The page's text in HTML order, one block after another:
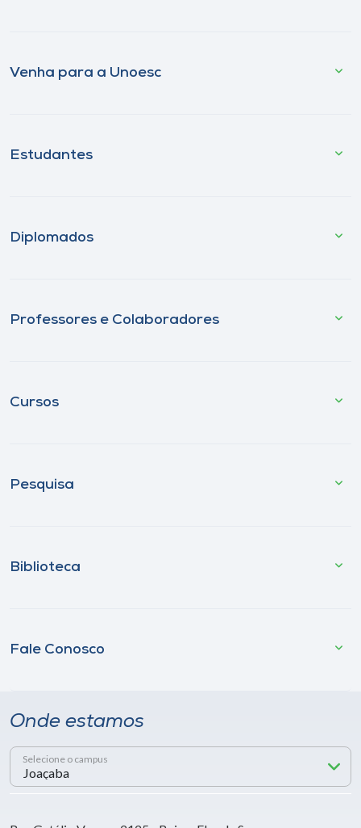
Venha para a Unoesc
Estudantes
Diplomados
Professores e Colaboradores
Cursos
Pesquisa
Biblioteca
Fale Conosco
Onde estamos
Selecione o campus